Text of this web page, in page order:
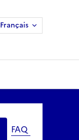
Français
FAQ